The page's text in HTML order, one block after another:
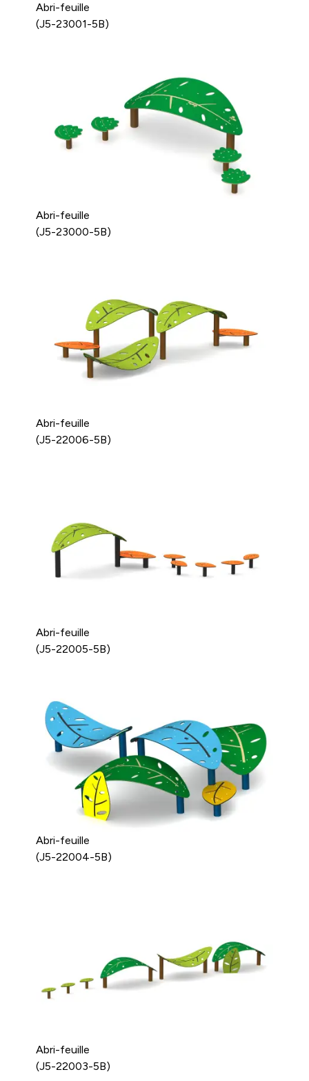
Abri-feuille
(J5-23001-5B)
Abri-feuille
(J5-23000-5B)
Abri-feuille
(J5-22006-5B)
Abri-feuille
(J5-22005-5B)
Abri-feuille
(J5-22004-5B)
Abri-feuille
(J5-22003-5B)